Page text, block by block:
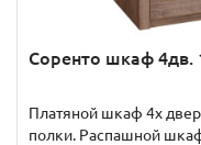
Соренто шкаф 4дв.
Платяной шкаф 4х
полки. Распашной